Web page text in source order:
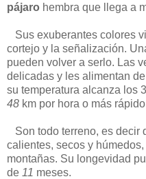
pájaro hembra que llega a
Sus exuberantes colores
cortejo y la señalización.
pueden volver a serlo. Las
delicadas y les alimentan
su temperatura alcanza los
48 km por hora o más
Son todo terreno, es decir
calientes, secos y
montañas. Su longevidad
de 11 meses.